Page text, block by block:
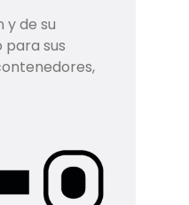
de su
para sus